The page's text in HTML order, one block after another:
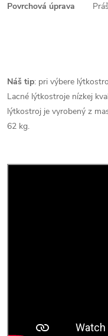
Povrchová úprava
Náš tip: pri výbere
Lacné lýtkostroje nízkej
lýtkostroj je vyrobený z
62 kg.